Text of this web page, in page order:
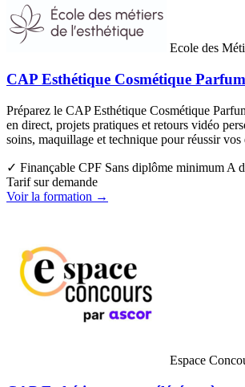
Ecole des
CAP Esthétique Cosmétique
Préparez le CAP Esthétique Cosmétique
en direct, projets pratiques et retours vidéo
soins, maquillage et technique pour réussir vos
✓ Finançable CPF Sans diplôme minimum A
Tarif sur demande
Voir la formation →
Espace